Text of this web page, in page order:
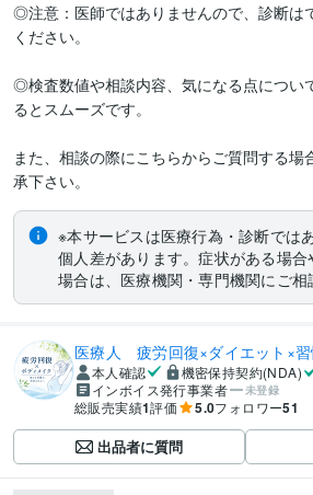
◎注意：医師ではありませんので、診断は
ください。
◎検査数値や相談内容、気になる点につい
るとスムーズです。
また、相談の際にこちらからご質問する場
承下さい。
※本サービスは医療行為・診断では
個人差があります。症状がある場合
場合は、医療機関・専門機関にご相
医療人 疲労回復×ダイエット×
本人確認
機密保持契約(NDA)
インボイス発行事業者
未登録
総販売実績1評価 5.0フォロワー51
出品者に質問